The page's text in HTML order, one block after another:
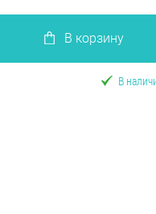
В корзину
В